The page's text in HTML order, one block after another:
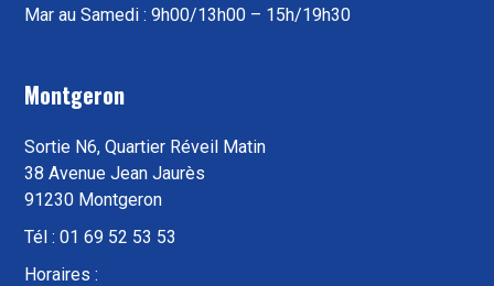
Mar au Samedi : 9h00/13h00 – 15h/19h30
Montgeron
Sortie N6, Quartier Réveil Matin
38 Avenue Jean Jaurès
91230 Montgeron
Tél : 01 69 52 53 53
Horaires :